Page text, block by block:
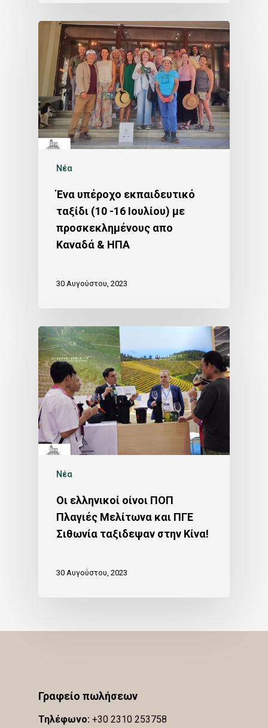
Νέα
Ένα υπέροχο εκπαιδευτικό
ταξίδι (10 -16 Ιουλίου) με
προσκεκλημένους απο
Καναδά & ΗΠΑ
30 Αυγούστου, 2023
Νέα
Οι ελληνικοί οίνοι ΠΟΠ
Πλαγιές Μελίτωνα και ΠΓΕ
Σιθωνία ταξιδεψαν στην Κίνα!
30 Αυγούστου, 2023
Γραφείο πωλήσεων
Τηλέφωνο: +30 2310 253758